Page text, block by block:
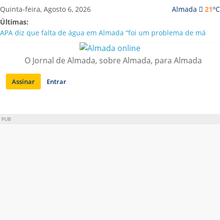
Saltar
para
conteúdo
Almada 21oC
Quinta-feira, Agosto 6, 2026
Últimas:
APA diz que falta de água em Almada “foi um problema de má
Laranjeiro | Cultura pop asiática invade a Casa Amarela
Ponte 25 de Abril celebra 60 anos com programa cultural entre
Lisboa e Almada
Situação de alerta em Almada renovada até final de Agosto
O Jornal de Almada, sobre Almada, para Almada
Assinar Entrar
PUB